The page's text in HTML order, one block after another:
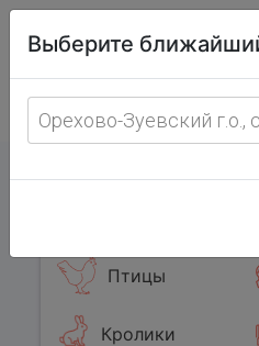
фермерских
товаров
Птицы
Кролики
Выберите
Орехово-Зуевский г.о.,